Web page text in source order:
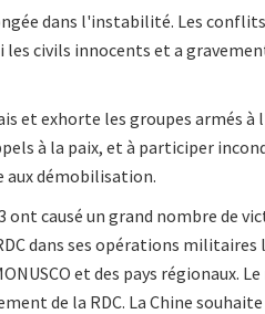
dans l'instabilité. Les
civils innocents et a
et exhorte les groupes armés à
à la paix, et à participer
aux démobilisation.
ont causé un grand nombre de
dans ses opérations
et des pays régionaux.
de la RDC. La Chine